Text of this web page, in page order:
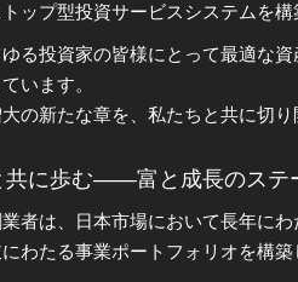
ップ型投資サービスシステムを構
る投資家の皆様にとって最適な
います。
の新たな章を、私たちと共に切り
共に歩む——富と成長のステ
者は、日本市場において長年に
わたる事業ポートフォリオを構築